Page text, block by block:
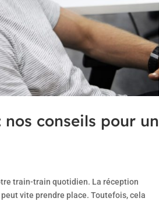
conseils pour un
train-train quotidien. La réception
vite prendre place. Toutefois, cela